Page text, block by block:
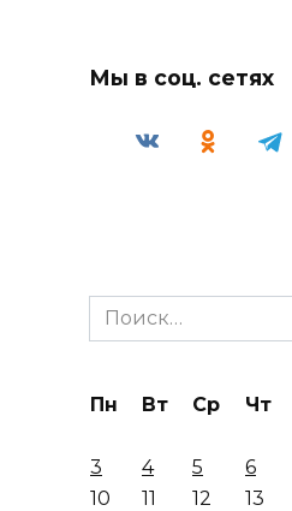
Мы в соц. сетях
Search
for:
Пн Вт Ср Чт
3
4 5 6
10
11 12 13